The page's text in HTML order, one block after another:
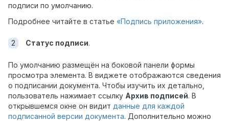
подписи по умолчанию.
Подробнее читайте в статье «Подпись приложения».
Статус подписи.
По умолчанию размещён на боковой панели формы
просмотра элемента. В виджете отображаются сведения
о подписании документа. Чтобы изучить их детально,
пользователь нажимает ссылку Архив подписей. В
открывшемся окне он видит данные для каждой
подписанной версии документа. Дополнительно можно